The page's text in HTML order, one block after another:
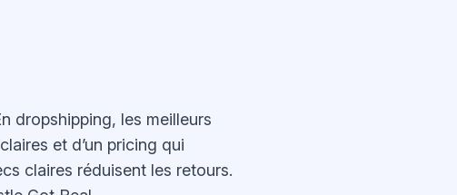
dropshipping, les meilleurs
et d’un pricing qui
claires réduisent les retours.